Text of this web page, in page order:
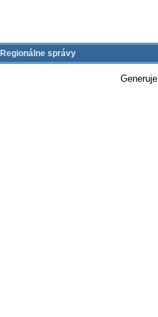
Regionálne správy
Generuje